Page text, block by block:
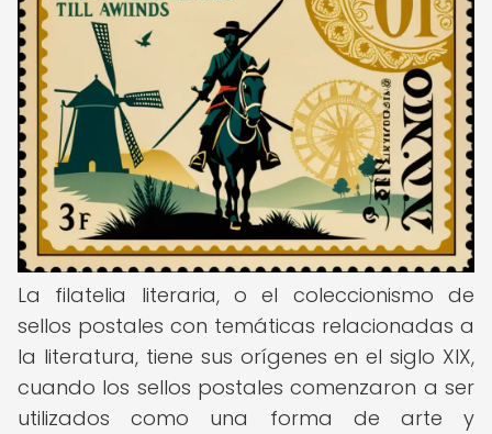
La filatelia literaria, o el coleccionismo de
sellos postales con temáticas relacionadas a
la literatura, tiene sus orígenes en el siglo XIX,
cuando los sellos postales comenzaron a ser
utilizados como una forma de arte y